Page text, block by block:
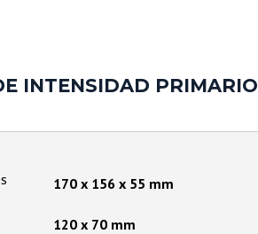
INTENSIDAD PRIMARIO
170 x 156 x 55 mm
120 x 70 mm